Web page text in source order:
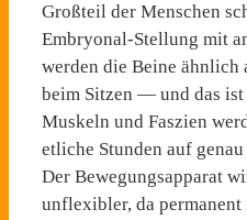
Großteil der Menschen
Embryonal-Stellung mit
werden die Beine ähnlich
beim Sitzen — und das ist
Muskeln und Faszien
etliche Stunden auf
Der Bewegungsapparat
unflexibler, da